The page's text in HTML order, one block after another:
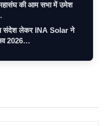
महासंघ की आम सभा में उमेश
संदेश लेकर INA Solar ने
2026…